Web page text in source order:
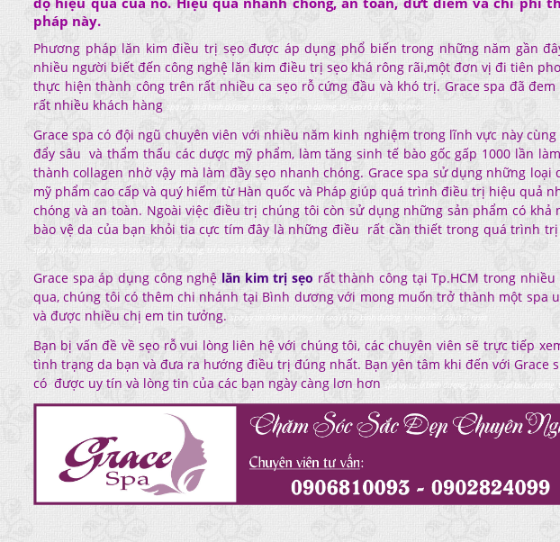
pháp này.
Phương pháp lăn kim điều trị sẹo được áp dụng phổ biến trong những năm gần
nhiều người biết đến công nghệ lăn kim điều trị sẹo khá rông rãi,một đơn vị đi tiên
thực hiện thành công trên rất nhiều ca sẹo rỗ cứng đầu và khó trị. Grace spa đã
rất nhiều khách hàng
spa uy tín ở bình dương, trị sẹo rỗ tại bình dương, trị sẹo rỗ ở đâu tốt nhất
Grace spa có đội ngũ chuyên viên với nhiều năm kinh nghiệm trong lĩnh vực này
đẩy sâu và thẩm thấu các dược mỹ phẩm, làm tăng sinh tế bào gốc gấp 1000 lần
thành collagen nhờ vậy mà làm đầy sẹo nhanh chóng. Grace spa sử dụng những loại
mỹ phẩm cao cấp và quý hiếm từ Hàn quốc và Pháp giúp quá trình điều trị hiệu quả
chóng và an toàn. Ngoài việc điều trị chúng tôi còn sử dụng những sản phẩm có khả
bào vệ da của bạn khỏi tia cực tím đây là những điều rất cần thiết trong quá trình trị
spa uy tín ở bình dương, trị sẹo rỗ tại bình dương, trị sẹo rỗ ở đâu tốt nhất
Grace spa áp dụng công nghệ lăn kim trị sẹo rất thành công tại Tp.HCM trong nhiều
qua, chúng tôi có thêm chi nhánh tại Bình dương với mong muốn trở thành một spa
và được nhiều chị em tin tưởng. spa uy tín ở bình dương, trị sẹo rỗ tại bình dương, trị sẹo rỗ ở đâu tốt nhất
Bạn bị vấn đề về sẹo rỗ vui lòng liên hệ với chúng tôi, các chuyên viên sẽ trực tiếp
tình trạng da bạn và đưa ra hướng điều trị đúng nhất. Bạn yên tâm khi đến với Grace
có được uy tín và lòng tin của các bạn ngày càng lơn hơn spa uy tín ở bình dương, trị sẹo rỗ tại bình dương,